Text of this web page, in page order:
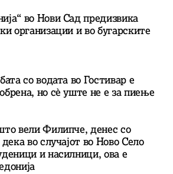
во Нови Сад предизвика
организации и во бугарските
со водата во Гостивар е
но сè уште не е за пиење
вели Филипче, денес со
дека во случајот во Ново Село
и насилници, ова е